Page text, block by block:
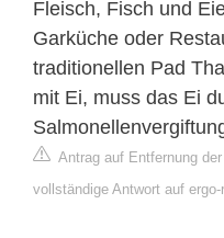
Fleisch, Fisch und
Garküche oder
traditionellen Pad
mit Ei, muss das Ei
Antrag auf Entfernung
vollständige Antwort auf